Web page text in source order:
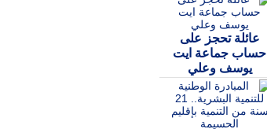
عائلة تحجز على
حساب جماعة ايت
يوسف وعلي